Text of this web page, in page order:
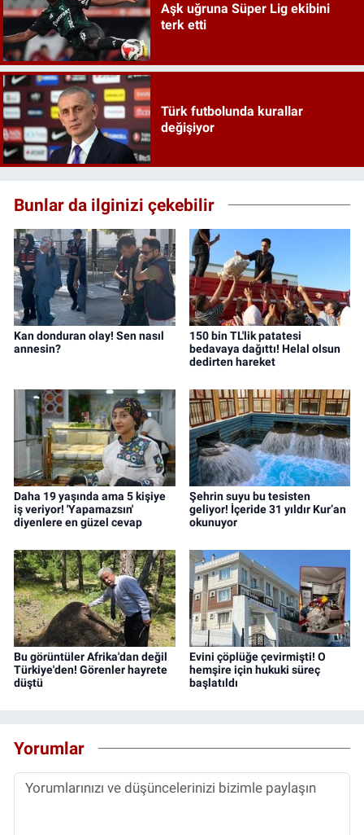
Aşk uğruna Süper Lig ekibini
terk etti
Türk futbolunda kurallar
değişiyor
Bunlar da ilginizi çekebilir
Kan donduran olay! Sen nasıl
annesin?
150 bin TL'lik patatesi
bedavaya dağıttı! Helal olsun
dedirten hareket
Daha 19 yaşında ama 5 kişiye
iş veriyor! 'Yapamazsın'
diyenlere en güzel cevap
Şehrin suyu bu tesisten
geliyor! İçeride 31 yıldır Kur’an
okunuyor
Bu görüntüler Afrika'dan değil
Türkiye'den! Görenler hayrete
düştü
Evini çöplüğe çevirmişti! O
hemşire için hukuki süreç
başlatıldı
Yorumlar